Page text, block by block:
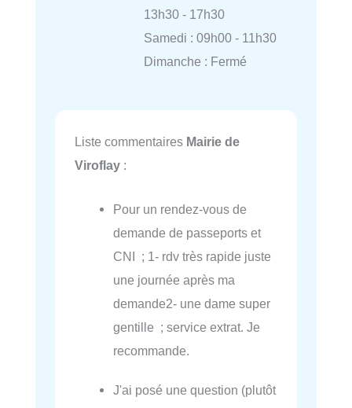
13h30 - 17h30
Samedi : 09h00 - 11h30
Dimanche : Fermé
Liste commentaires Mairie de
Viroflay :
Pour un rendez-vous de
demande de passeports et
CNI ; 1- rdv très rapide juste
une journée après ma
demande2- une dame super
gentille ; service extrat. Je
recommande.
J'ai posé une question (plutôt